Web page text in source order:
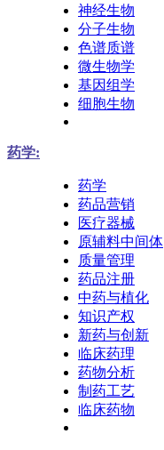
神经生物
分子生物
色谱质谱
微生物学
基因组学
细胞生物
药学:
药学
药品营销
医疗器械
原辅料中间体
质量管理
药品注册
中药与植化
知识产权
新药与创新
临床药理
药物分析
制药工艺
临床药物